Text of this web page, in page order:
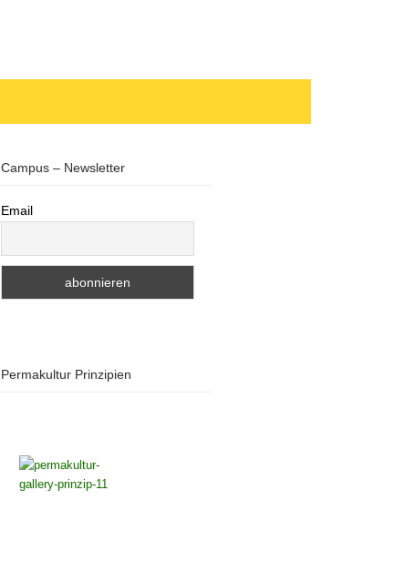
Campus – Newsletter
Email
Permakultur Prinzipien